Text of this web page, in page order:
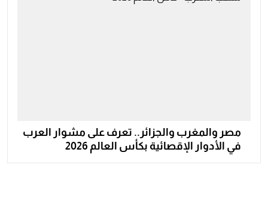
مصر والمغرب والجزائر.. تعرف على مشوار العرب
في الأدوار الإقصائية بكأس العالم 2026